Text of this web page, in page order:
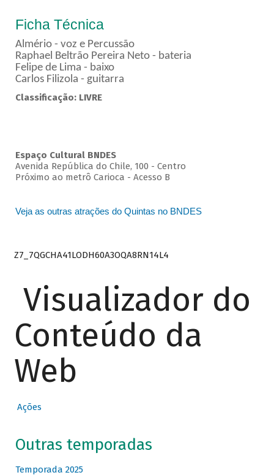
Ficha Técnica
Almério - voz e Percussão
Raphael Beltrão Pereira Neto - bateria
Felipe de Lima - baixo
Carlos Filizola - guitarra
Classificação: LIVRE
Espaço Cultural BNDES
Avenida República do Chile, 100 - Centro
Próximo ao metrô Carioca - Acesso B
Veja as outras atrações do Quintas no BNDES
Z7_7QGCHA41LODH60A3OQA8RN14L4
Visualizador do
Conteúdo da
Web
Ações
Outras temporadas
Temporada 2025